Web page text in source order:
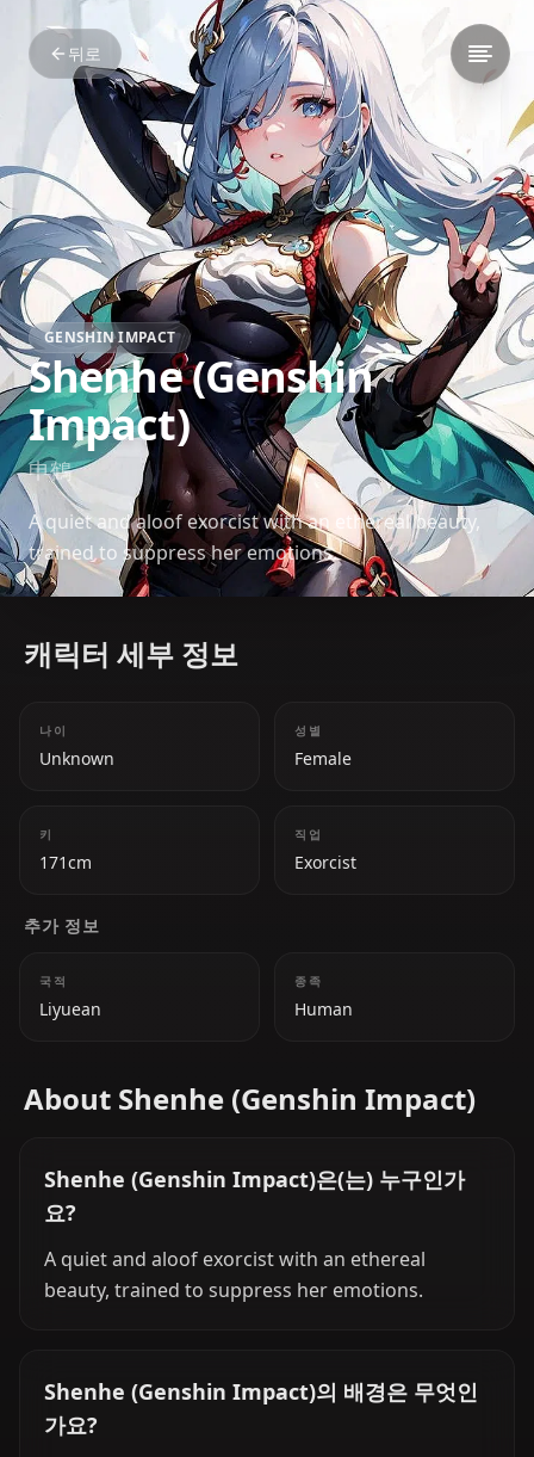
뒤로
GENSHIN IMPACT
Shenhe (Genshin
Impact)
申鶴
A quiet and aloof exorcist with an ethereal beauty,
trained to suppress her emotions.
캐릭터 세부 정보
나이
Unknown
성별
Female
키
171cm
직업
Exorcist
추가 정보
국적
Liyuean
종족
Human
About Shenhe (Genshin Impact)
Shenhe (Genshin Impact)은(는) 누구인가
요?
A quiet and aloof exorcist with an ethereal
beauty, trained to suppress her emotions.
Shenhe (Genshin Impact)의 배경은 무엇인
가요?